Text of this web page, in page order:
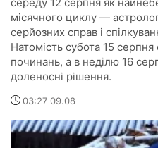
місячного циклу —
серйозних справ і
Натомість субота 15
починань, а в неділю 16
доленосні рішення.
03:27 09.08